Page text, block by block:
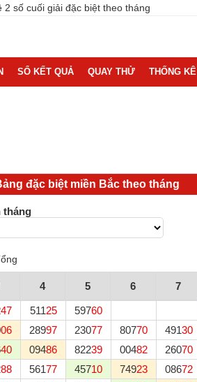
số cuối giải đặc biệt theo tháng
SỔ KẾT QUẢ QUAY THỬ THỐNG KÊ
đặc biệt miền Bắc theo tháng
tháng
4 5 6 7
47 51125 59760
06 28997 23077 80770 49130
40 09486 82239 00482 26070
88 56177 45710 74923 08672